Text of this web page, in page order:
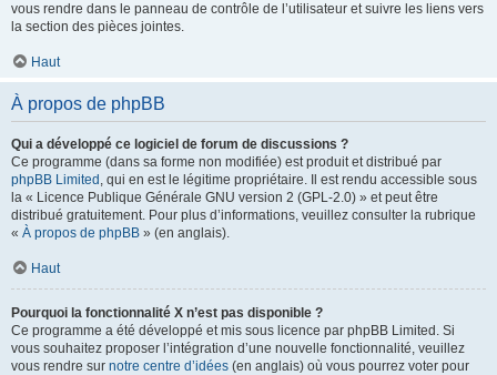
vous rendre dans le panneau de contrôle de l’utilisateur et suivre les liens vers
la section des pièces jointes.
Haut
À propos de phpBB
Qui a développé ce logiciel de forum de discussions ?
Ce programme (dans sa forme non modifiée) est produit et distribué par
phpBB Limited , qui en est le légitime propriétaire. Il est rendu accessible sous
la « Licence Publique Générale GNU version 2 (GPL-2.0) » et peut être
distribué gratuitement. Pour plus d’informations, veuillez consulter la rubrique
« À propos de phpBB » (en anglais).
Haut
Pourquoi la fonctionnalité X n’est pas disponible ?
Ce programme a été développé et mis sous licence par phpBB Limited. Si
vous souhaitez proposer l’intégration d’une nouvelle fonctionnalité, veuillez
vous rendre sur notre centre d’idées (en anglais) où vous pourrez voter pour